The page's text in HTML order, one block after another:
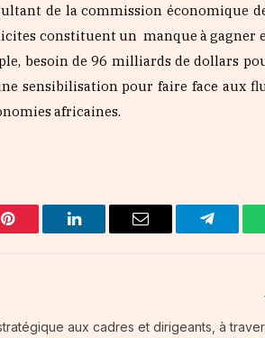
de la commission économique
constituent un manque à gagner
besoin de 96 milliards de dollars
sensibilisation pour faire face aux
africaines.
Pinterest LinkedIn Email
aux cadres et dirigeants, à